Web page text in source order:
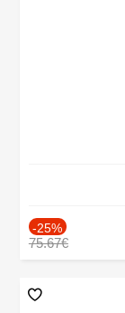
-25%
75.67€